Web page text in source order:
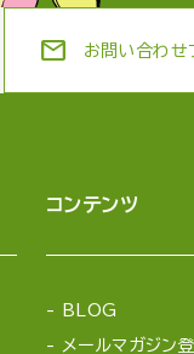
mail お問い合わせ
コンテンツ
BLOG
メールマガジン